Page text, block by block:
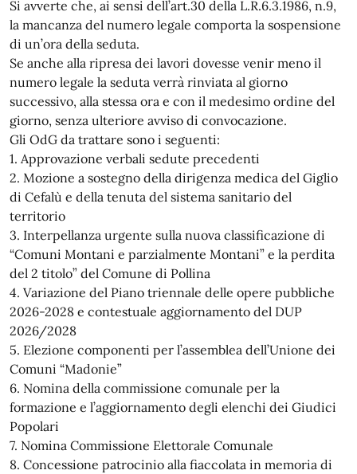
Si avverte che, ai sensi dell’art.30 della L.R.6.3.1986, n.9,
la mancanza del numero legale comporta la sospensione
di un’ora della seduta.
Se anche alla ripresa dei lavori dovesse venir meno il
numero legale la seduta verrà rinviata al giorno
successivo, alla stessa ora e con il medesimo ordine del
giorno, senza ulteriore avviso di convocazione.
Gli OdG da trattare sono i seguenti:
1. Approvazione verbali sedute precedenti
2. Mozione a sostegno della dirigenza medica del Giglio
di Cefalù e della tenuta del sistema sanitario del
territorio
3. Interpellanza urgente sulla nuova classificazione di
“Comuni Montani e parzialmente Montani” e la perdita
del 2 titolo” del Comune di Pollina
4. Variazione del Piano triennale delle opere pubbliche
2026-2028 e contestuale aggiornamento del DUP
2026/2028
5. Elezione componenti per l’assemblea dell’Unione dei
Comuni “Madonie”
6. Nomina della commissione comunale per la
formazione e l’aggiornamento degli elenchi dei Giudici
Popolari
7. Nomina Commissione Elettorale Comunale
8. Concessione patrocinio alla fiaccolata in memoria di